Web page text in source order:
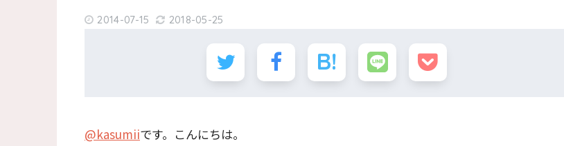
2014-07-15 2018-05-25
@kasumiiです。こんにちは。